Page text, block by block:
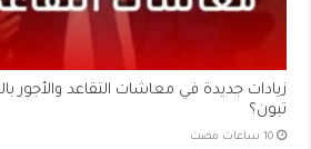
زيادات جديدة في معاشات التقاعد والأجور
تبون؟
‏10 ساعات مضت